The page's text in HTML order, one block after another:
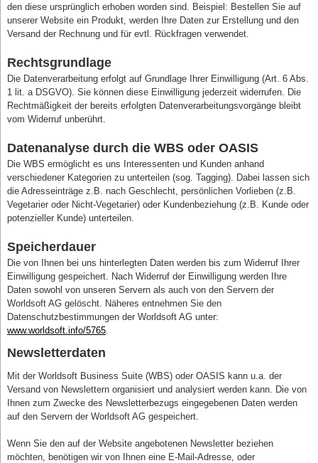
den diese ursprünglich erhoben worden sind. Beispiel: Bestellen Sie auf
unserer Website ein Produkt, werden Ihre Daten zur Erstellung und den
Versand der Rechnung und für evtl. Rückfragen verwendet.
Rechtsgrundlage
Die Datenverarbeitung erfolgt auf Grundlage Ihrer Einwilligung (Art. 6 Abs.
1 lit. a DSGVO). Sie können diese Einwilligung jederzeit widerrufen. Die
Rechtmäßigkeit der bereits erfolgten Datenverarbeitungsvorgänge bleibt
vom Widerruf unberührt.
Datenanalyse durch die WBS oder OASIS
Die WBS ermöglicht es uns Interessenten und Kunden anhand
verschiedener Kategorien zu unterteilen (sog. Tagging). Dabei lassen sich
die Adresseinträge z.B. nach Geschlecht, persönlichen Vorlieben (z.B.
Vegetarier oder Nicht-Vegetarier) oder Kundenbeziehung (z.B. Kunde oder
potenzieller Kunde) unterteilen.
Speicherdauer
Die von Ihnen bei uns hinterlegten Daten werden bis zum Widerruf Ihrer
Einwilligung gespeichert. Nach Widerruf der Einwilligung werden Ihre
Daten sowohl von unseren Servern als auch von den Servern der
Worldsoft AG gelöscht. Näheres entnehmen Sie den
Datenschutzbestimmungen der Worldsoft AG unter:
www.worldsoft.info/5765.
Newsletterdaten
Mit der Worldsoft Business Suite (WBS) oder OASIS kann u.a. der
Versand von Newslettern organisiert und analysiert werden kann. Die von
Ihnen zum Zwecke des Newsletterbezugs eingegebenen Daten werden
auf den Servern der Worldsoft AG gespeichert.
Wenn Sie den auf der Website angebotenen Newsletter beziehen
möchten, benötigen wir von Ihnen eine E-Mail-Adresse, oder